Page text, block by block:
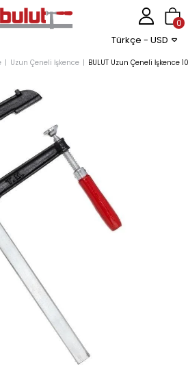
Türkçe - USD
0
Uzun Çeneli İşkence BULUT Uzun Çeneli İşkence